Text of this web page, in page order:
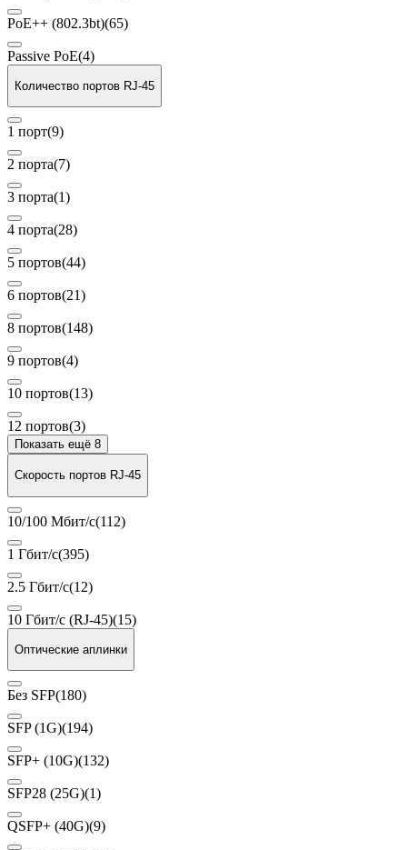
PoE++ (802.3bt)(65)
Passive PoE(4)
Количество портов RJ-45
1 порт(9)
2 порта(7)
3 порта(1)
4 порта(28)
5 портов(44)
6 портов(21)
8 портов(148)
9 портов(4)
10 портов(13)
12 портов(3)
Показать ещё 8
Скорость портов RJ-45
10/100 Мбит/с(112)
1 Гбит/с(395)
2.5 Гбит/с(12)
10 Гбит/с (RJ-45)(15)
Оптические аплинки
Без SFP(180)
SFP (1G)(194)
SFP+ (10G)(132)
SFP28 (25G)(1)
QSFP+ (40G)(9)